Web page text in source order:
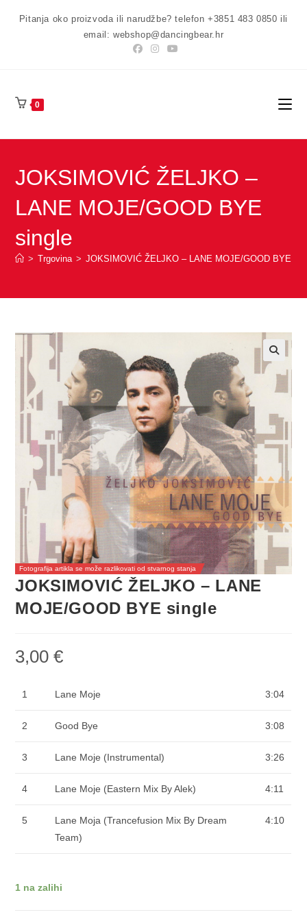
Pitanja oko proizvoda ili narudžbe? telefon +3851 483 0850 ili
email: webshop@dancingbear.hr
0
JOKSIMOVIĆ ŽELJKO –
LANE MOJE/GOOD BYE
single
> Trgovina > JOKSIMOVIĆ ŽELJKO – LANE MOJE/GOOD BYE
Fotografija artikla se može razlikovati od stvarnog stanja
JOKSIMOVIĆ ŽELJKO – LANE
MOJE/GOOD BYE single
3,00€
1 Lane Moje 3:04
2 Good Bye 3:08
3 Lane Moje (Instrumental) 3:26
4 Lane Moje (Eastern Mix By Alek) 4:11
5
Lane Moja (Trancefusion Mix By Dream
Team)
4:10
1 na zalihi